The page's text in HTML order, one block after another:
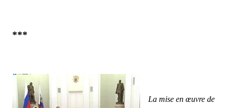
***
La mise en œuvre de